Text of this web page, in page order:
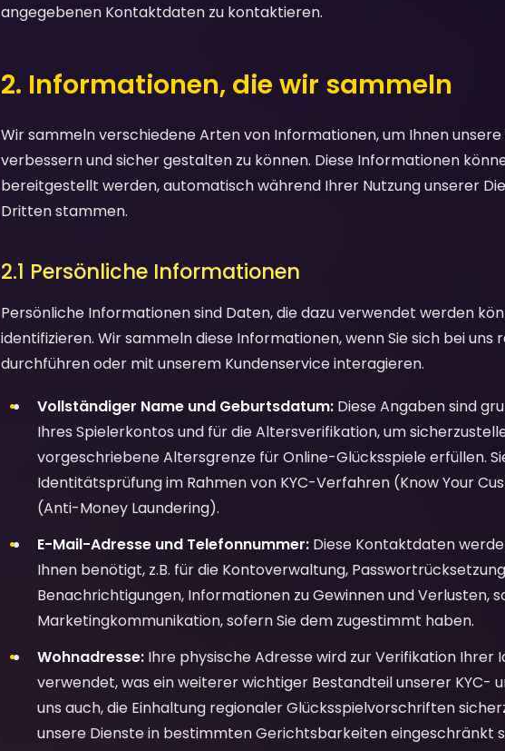
angegebenen Kontaktdaten zu kontaktieren.
2. Informationen, die wir sammeln
Wir sammeln verschiedene Arten von Informationen, um Ihnen
verbessern und sicher gestalten zu können. Diese Informationen
bereitgestellt werden, automatisch während Ihrer Nutzung unserer
Dritten stammen.
2.1 Persönliche Informationen
Persönliche Informationen sind Daten, die dazu verwendet werden
identifizieren. Wir sammeln diese Informationen, wenn Sie sich bei
durchführen oder mit unserem Kundenservice interagieren.
Vollständiger Name und Geburtsdatum: Diese Angaben sind
Ihres Spielerkontos und für die Altersverifikation, um
vorgeschriebene Altersgrenze für Online-Glücksspiele erfüllen.
Identitätsprüfung im Rahmen von KYC-Verfahren (Know Your
(Anti-Money Laundering).
E-Mail-Adresse und Telefonnummer: Diese Kontaktdaten
Ihnen benötigt, z.B. für die Kontoverwaltung,
Benachrichtigungen, Informationen zu Gewinnen und Verlusten,
Marketingkommunikation, sofern Sie dem zugestimmt haben.
Wohnadresse: Ihre physische Adresse wird zur Verifikation Ihrer
verwendet, was ein weiterer wichtiger Bestandteil unserer KYC-
uns auch, die Einhaltung regionaler Glücksspielvorschriften
unsere Dienste in bestimmten Gerichtsbarkeiten eingeschränkt